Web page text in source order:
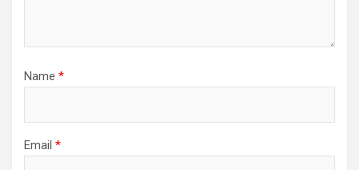
Name *
Email *